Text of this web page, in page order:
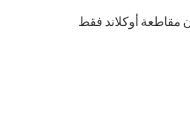
مقاطعة أوكلاند فقط